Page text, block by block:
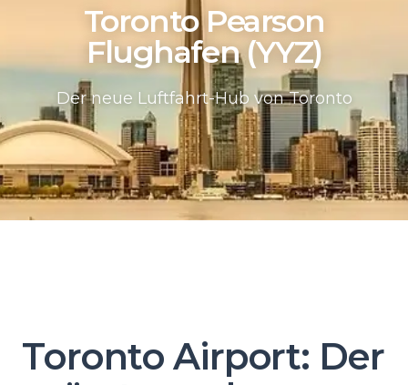
Toronto Pearson
Flughafen (YYZ)
Der neue Luftfahrt-Hub von Toronto
Toronto Airport: Der